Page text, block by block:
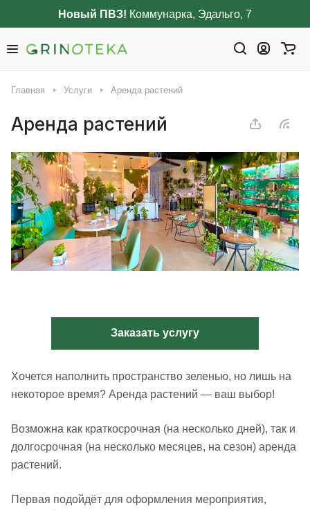
Новый ПВЗ! Коммунарка, Эдальго, 7
Главная Услуги Аренда растений
Аренда растений
Заказать услугу
Хочется наполнить пространство зеленью, но лишь на
некоторое время? Аренда растений — ваш выбор!
Возможна как краткосрочная (на несколько дней), так и
долгосрочная (на несколько месяцев, на сезон) аренда
растений.
Первая подойдёт для оформления мероприятия,